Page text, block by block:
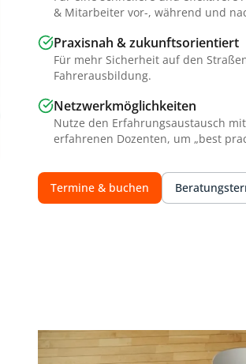
& Mitarbeiter vor-, während und
Praxisnah & zukunftsorientiert
Für mehr Sicherheit auf den
Fahrerausbildung.
Netzwerkmöglichkeiten
Nutze den Erfahrungsaustausch
erfahrenen Dozenten, um „best
Termine & buchen